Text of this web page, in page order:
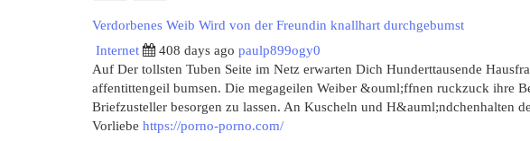
Verdorbenes Weib Wird von der Freundin knallhart durchgebumst
Internet
408 days ago paulp899ogy0
Auf Der tollsten Tuben Seite im Netz erwarten Dich Hunderttausende
affentittengeil bumsen. Die megageilen Weiber &ouml;ffnen ruckzuck ihre
Briefzusteller besorgen zu lassen. An Kuscheln und H&auml;ndchenhalten
Vorliebe https://porno-porno.com/